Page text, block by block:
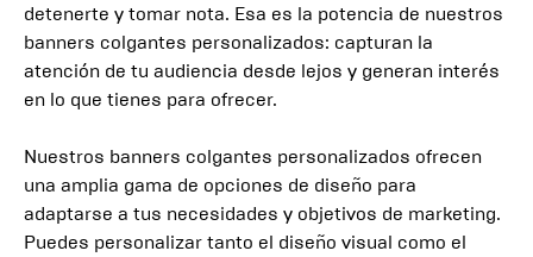
detenerte y tomar nota. Esa es la potencia de nuestros
banners colgantes personalizados: capturan la
atención de tu audiencia desde lejos y generan interés
en lo que tienes para ofrecer.
Nuestros banners colgantes personalizados ofrecen
una amplia gama de opciones de diseño para
adaptarse a tus necesidades y objetivos de marketing.
Puedes personalizar tanto el diseño visual como el